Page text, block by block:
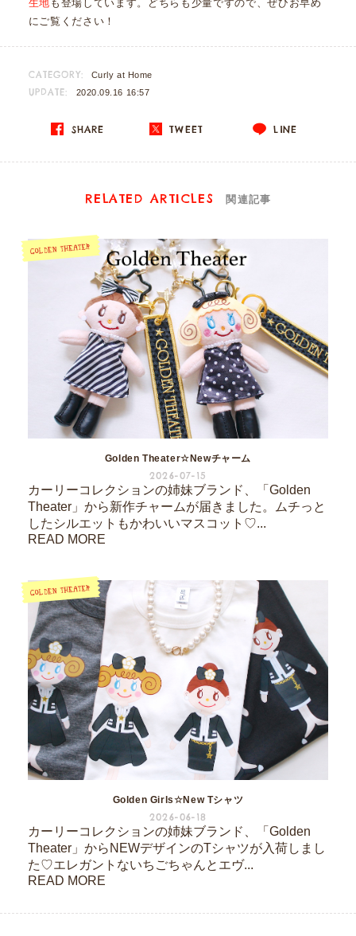
生地 も登場しています。どちらも少量ですので、ぜひお早め
にご覧ください！
CATEGORY: Curly at Home
UPDATE: 2020.09.16 16:57
SHARE TWEET LINE
RELATED ARTICLES 関連記事
Golden Theater☆Newチャーム
2026-07-15
カーリーコレクションの姉妹ブランド、「Golden
Theater」から新作チャームが届きました。ムチっと
したシルエットもかわいいマスコット♡...
READ MORE
Golden Girls☆New Tシャツ
2026-06-18
カーリーコレクションの姉妹ブランド、「Golden
Theater」からNEWデザインのTシャツが入荷しまし
た♡エレガントないちごちゃんとエヴ...
READ MORE